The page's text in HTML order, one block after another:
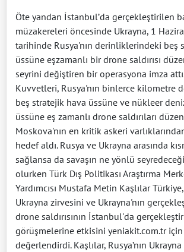
Öte yandan İstanbul’da gerçekleştirilen
müzakereleri öncesinde Ukrayna, 1
tarihinde Rusya'nın derinliklerindeki beş
üssüne eşzamanlı bir drone saldırısı
seyrini değiştiren bir operasyona imza
Kuvvetleri, Rusya'nın binlerce kilometre
beş stratejik hava üssüne ve nükleer
üssüne eş zamanlı drone saldırıları
Moskova'nın en kritik askeri varlıklarından
hedef aldı. Rusya ve Ukrayna arasında
sağlansa da savaşın ne yönlü
olurken Türk Dış Politikası Araştırma
Yardımcısı Mustafa Metin Kaşlılar
Ukrayna zirvesini ve Ukrayna'nın
drone saldırısının İstanbul'da
görüşmelerine etkisini yeniakit.com.tr için
değerlendirdi. Kaşlılar, Rusya’nın Ukrayna